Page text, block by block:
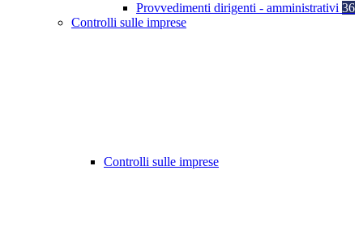
Provvedimenti dirigenti - amministrativi 36
Controlli sulle imprese
Controlli sulle imprese